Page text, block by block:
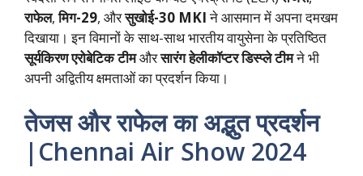
राफेल,मिग-29, औरसुखोई-30 MKIने आसमान में अपना दमखम
दिखाया। इन विमानों के साथ-साथ भारतीय वायुसेना के प्रतिष्ठित
सूर्यकिरण एरोबेटिक टीमऔरसारंग हेलीकॉप्टर डिस्प्ले टीमने भी
अपनी अद्वितीय क्षमताओं का प्रदर्शन किया।
तेजस और राफेल का अद्भुत प्रदर्शन
|Chennai Air Show 2024